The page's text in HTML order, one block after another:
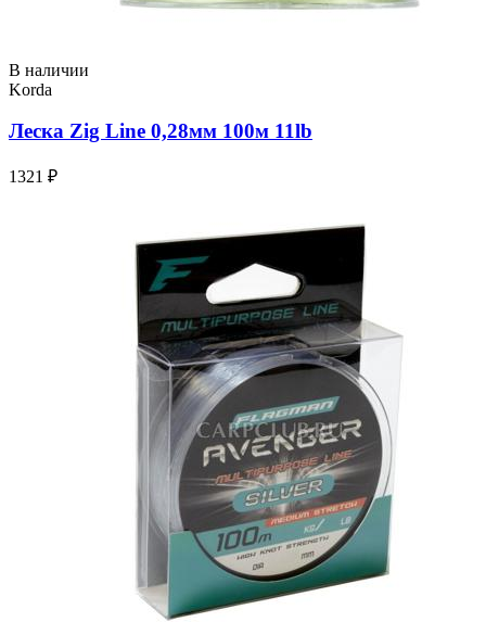
В наличии
Korda
Леска Zig Line 0,28мм 100м 11lb
1321 ₽